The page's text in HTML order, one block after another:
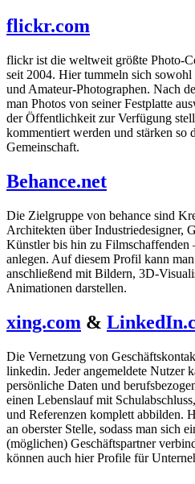
flickr.com
flickr ist die weltweit größte Photo-
seit 2004. Hier tummeln sich
und Amateur-Photographen. Nach
man Photos von seiner Festplatte
der Öffentlichkeit zur Verfügung
kommentiert werden und stärken so
Gemeinschaft.
Behance.net
Die Zielgruppe von behance sind
Architekten über Industriedesigner,
Künstler bis hin zu Filmschaffenden
anlegen. Auf diesem Profil kann
anschließend mit Bildern, 3D-
Animationen darstellen.
xing.com &
Die Vernetzung von
linkedin. Jeder angemeldete Nutzer
persönliche Daten und
einen Lebenslauf mit
und Referenzen komplett abbilden.
an oberster Stelle, sodass man sich
(möglichen) Geschäftspartner
können auch hier Profile für